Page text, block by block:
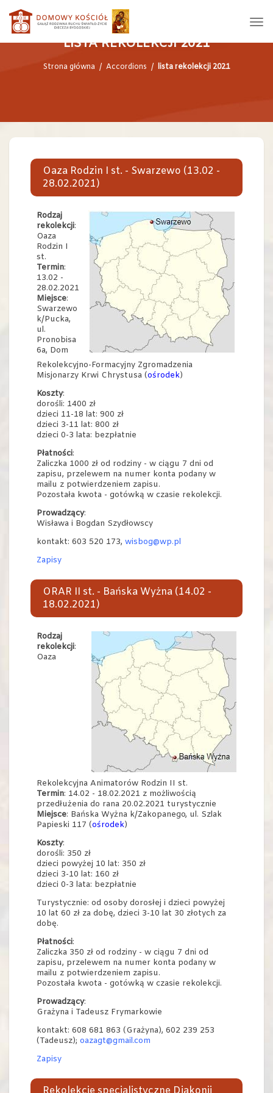
LISTA REKOLEKCJI 2021
Strona główna / Accordions / lista rekolekcji 2021
Oaza Rodzin I st. - Swarzewo (13.02 -
28.02.2021)
Rodzaj
rekolekcji:
Oaza
Rodzin I
st.
Termin:
13.02 -
28.02.2021
Miejsce:
Swarzewo
k/Pucka,
ul.
Pronobisa
6a, Dom
Rekolekcyjno-Formacyjny Zgromadzenia
Misjonarzy Krwi Chrystusa (ośrodek)
Koszty:
dorośli: 1400 zł
dzieci 11-18 lat: 900 zł
dzieci 3-11 lat: 800 zł
dzieci 0-3 lata: bezpłatnie
Płatności:
Zaliczka 1000 zł od rodziny - w ciągu 7 dni od
zapisu, przelewem na numer konta podany w
mailu z potwierdzeniem zapisu.
Pozostała kwota - gotówką w czasie rekolekcji.
Prowadzący:
Wisława i Bogdan Szydłowscy
kontakt: 603 520 173, wisbog@wp.pl
Zapisy
ORAR II st. - Bańska Wyżna (14.02 -
18.02.2021)
Rodzaj
rekolekcji:
Oaza
Rekolekcyjna Animatorów Rodzin II st.
Termin: 14.02 - 18.02.2021 z możliwością
przedłużenia do rana 20.02.2021 turystycznie
Miejsce: Bańska Wyżna k/Zakopanego, ul. Szlak
Papieski 117 (ośrodek)
Koszty:
dorośli: 350 zł
dzieci powyżej 10 lat: 350 zł
dzieci 3-10 lat: 160 zł
dzieci 0-3 lata: bezpłatnie
Turystycznie: od osoby dorosłej i dzieci powyżej
10 lat 60 zł za dobę, dzieci 3-10 lat 30 złotych za
dobę.
Płatności:
Zaliczka 350 zł od rodziny - w ciągu 7 dni od
zapisu, przelewem na numer konta podany w
mailu z potwierdzeniem zapisu.
Pozostała kwota - gotówką w czasie rekolekcji.
Prowadzący:
Grażyna i Tadeusz Frymarkowie
kontakt: 608 681 863 (Grażyna), 602 239 253
(Tadeusz); oazagt@gmail.com
Zapisy